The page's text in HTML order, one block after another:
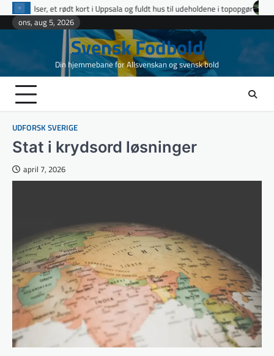
Skip
og fuldt hus til udeholdene i topopgør
Ettan Norra runde 9: fire
ons, aug 5, 2026
Svensk Fodbold
Din hjemmebane for Allsvenskan og svensk bold
UDFORSK SVERIGE
Stat i krydsord løsninger
april 7, 2026